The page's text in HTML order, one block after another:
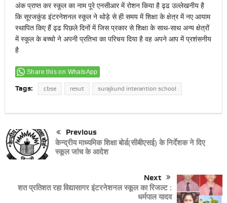
अंक प्राप्त कर स्कूल का नाम पूरे एनसीआर में रोशन किया है ढ्ढ उल्लेखनीय है
कि सूरजकुंड इंटरनेशनल स्कूल ने थोड़े से ही समय में शिक्षा के क्षेत्र में नए आयाम
स्थापित किए हैं ढ्ढ पिछले दिनों में जिस प्रकार से शिक्षा के साथ-साथ अन्य क्षेत्रों
में स्कूल के बच्चो ने अपनी प्रतिभा का परिचय दिया है वह अपने आप में प्रशंसनीय
है
Share this on WhatsApp
Tags: cbse resut surajkund interantion school
Previous
केन्द्रीय माध्यमिक शिक्षा बोर्ड(सीबीएसई) के निर्देशक ने दिए
स्कूल जांच के आदेश
Next
शत प्रतिशत रहा विद्यासागर इंटरनेशनल स्कूल का रिजल्ट :
धर्मपाल यादव